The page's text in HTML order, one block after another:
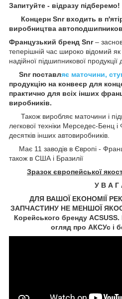
Запитуйте - відразу підберемо!
Концерн Snr входить в
виробництва автоподшипников
Французький бренд Snr–
теперішній час широко відомий
надійної підшипникової продукції
Snr поставляє маточини,
продукцію на конвеєр для
практично для всіх інших
виробників.
Також виробляє маточини і
легкової техніки Мерседес-Бенц і
десятків інших автовиробників.
Має 11 заводів в Європі -
також в США і Бразилії
Зразок європейської
У В А Г
ДЛЯ ВАШОЇ ЕКОНОМІЇ
ЗАПЧАСТИНУ НЕ МЕНШОЇ
Корейського бренду
огляд про АКСУс і